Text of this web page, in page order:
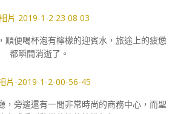
順便喝杯泡有檸檬的迎賓水，旅途上的疲憊
都瞬間消逝了。
，旁邊還有一間非常時尚的商務中心，而聖